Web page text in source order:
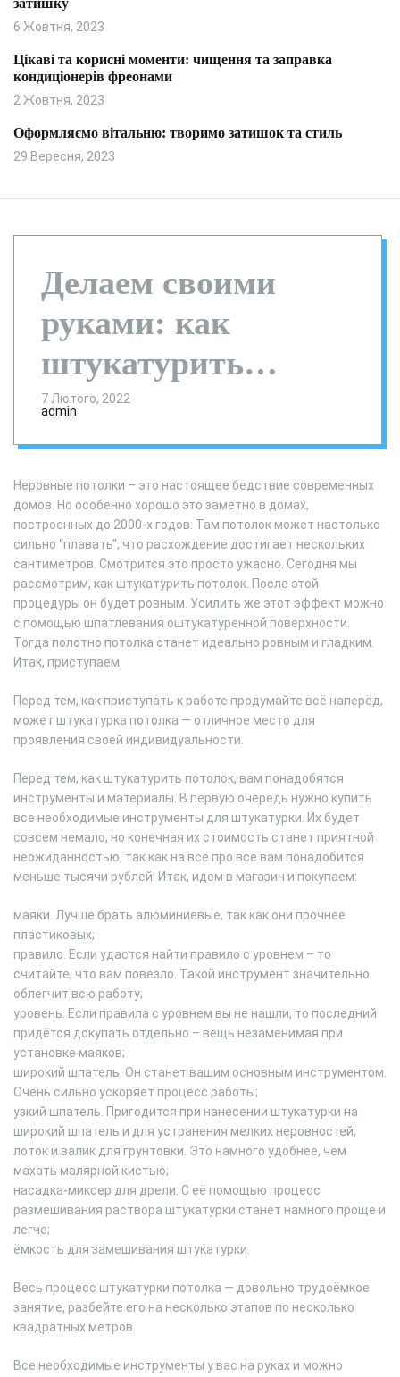
о
о
затишку
6 Жовтня, 2023
Цікаві та корисні моменти: чищення та заправка
кондиціонерів фреонами
2 Жовтня, 2023
Оформляємо вітальню: творимо затишок та стиль
29 Вересня, 2023
Делаем своими
руками: как
штукатурить
потолок
7 Лютого, 2022
admin
Неровные потолки – это настоящее бедствие современных
домов. Но особенно хорошо это заметно в домах,
построенных до 2000-х годов. Там потолок может настолько
сильно “плавать”, что расхождение достигает нескольких
сантиметров. Смотрится это просто ужасно. Сегодня мы
рассмотрим, как штукатурить потолок. После этой
процедуры он будет ровным. Усилить же этот эффект можно
с помощью шпатлевания оштукатуренной поверхности.
Тогда полотно потолка станет идеально ровным и гладким.
Итак, приступаем.
Перед тем, как приступать к работе продумайте всё наперёд,
может штукатурка потолка — отличное место для
проявления своей индивидуальности.
Перед тем, как штукатурить потолок, вам понадобятся
инструменты и материалы. В первую очередь нужно купить
все необходимые инструменты для штукатурки. Их будет
совсем немало, но конечная их стоимость станет приятной
неожиданностью, так как на всё про всё вам понадобится
меньше тысячи рублей. Итак, идем в магазин и покупаем:
маяки. Лучше брать алюминиевые, так как они прочнее
пластиковых;
правило. Если удастся найти правило с уровнем – то
считайте, что вам повезло. Такой инструмент значительно
облегчит всю работу;
уровень. Если правила с уровнем вы не нашли, то последний
придётся докупать отдельно – вещь незаменимая при
установке маяков;
широкий шпатель. Он станет вашим основным инструментом.
Очень сильно ускоряет процесс работы;
узкий шпатель. Пригодится при нанесении штукатурки на
широкий шпатель и для устранения мелких неровностей;
лоток и валик для грунтовки. Это намного удобнее, чем
махать малярной кистью;
насадка-миксер для дрели. С её помощью процесс
размешивания раствора штукатурки станет намного проще и
легче;
ёмкость для замешивания штукатурки.
Весь процесс штукатурки потолка — довольно трудоёмкое
занятие, разбейте его на несколько этапов по несколько
квадратных метров.
Все необходимые инструменты у вас на руках и можно